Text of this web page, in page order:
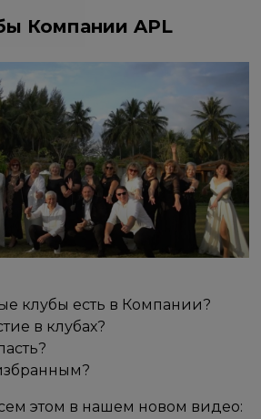
Компании APL
клубы есть в Компании?
в клубах?
этом в нашем новом видео: